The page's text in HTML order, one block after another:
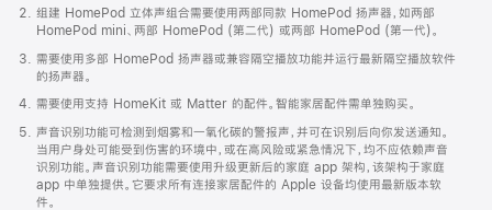
打
开)
组建 HomePod 立体声组合需要使用两部同款 HomePod 扬声器，如两部
HomePod mini、两部 HomePod (第二代) 或两部 HomePod (第一代)。
需要使用多部 HomePod 扬声器或兼容隔空播放功能并运行最新隔空播放软件
的扬声器。
需要使用支持 HomeKit 或 Matter 的配件。智能家居配件需单独购买。
声音识别功能可检测到烟雾和一氧化碳的警报声，并可在识别后向你发送通知。
当用户身处可能受到伤害的环境中，或在高风险或紧急情况下，均不应依赖声音
识别功能。声音识别功能需要使用升级更新后的家庭 app 架构，该架构于家庭
app 中单独提供。它要求所有连接家居配件的 Apple 设备均使用最新版本软
件。